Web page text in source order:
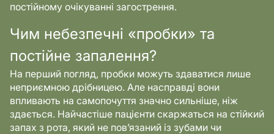
постійному очікуванні загострення.
Чим небезпечні «пробки» та
постійне запалення?
На перший погляд, пробки можуть здаватися лише
неприємною дрібницею. Але насправді вони
впливають на самопочуття значно сильніше, ніж
здається. Найчастіше пацієнти скаржаться на стійкий
запах з рота, який не пов’язаний із зубами чи